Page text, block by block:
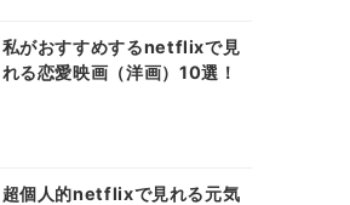
私がおすすめするnetflixで見
れる恋愛映画（洋画）10選！
超個人的netflixで見れる元気